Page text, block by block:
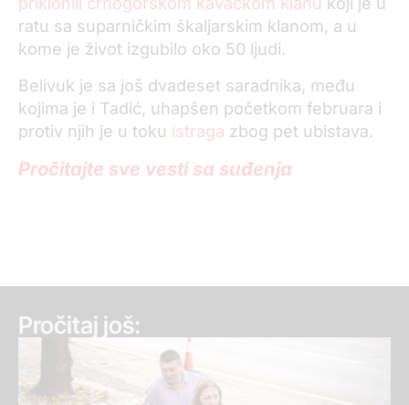
ratu sa suparničkim škaljarskim klanom, a u
kome je život izgubilo oko 50 ljudi.
Belivuk je sa još dvadeset saradnika, među
kojima je i Tadić, uhapšen početkom februara i
protiv njih je u toku istraga zbog pet ubistava.
Pročitajte sve vesti sa suđenja
Pročitaj još: